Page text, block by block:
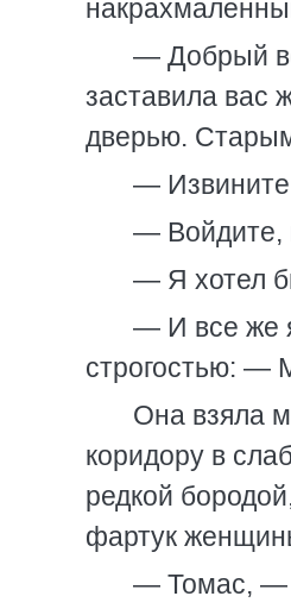
— Добрый
заставила вас
дверью.
— Извините
— Войдите,
— Я хотел
— И все же
строгостью: —
Она взяла
коридору в
редкой
фартук
— Томас, —